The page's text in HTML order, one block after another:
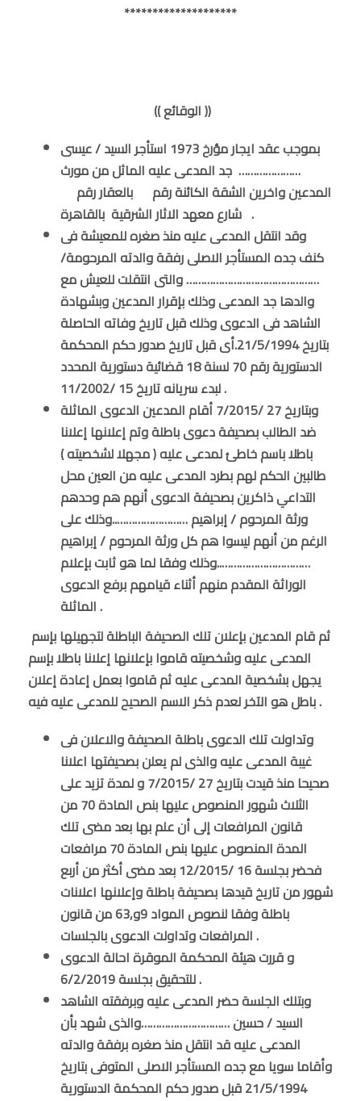
********************
(( الوقائع ))
بموجب عقد ايجار مؤرخ 1973 استأجر السيد / عيسى
………………… جد المدعى عليه الماثل من مورث
المدعين واخرين الشقة الكائنة رقم بالعقار رقم
شارع معهد الاثار الشرقية بالقاهرة .
وقد انتقل المدعى عليه منذ صغره للمعيشة فى
كنف جده المستأجر الاصلى رفقة والدته المرحومة/
……………………………………… والتى انتقلت للعيش مع
والدها جد المدعى وذلك بإقرار المدعين وبشهادة
الشاهد فى الدعوى وذلك قبل تاريخ وفاته الحاصلة
بتاريخ 21/5/1994.أى قبل تاريخ صدور حكم المحكمة
الدستورية رقم 70 لسنة 18 قضائية دستورية المحدد
لبدء سريانه تاريخ 15 /11/2002 .
وبتاريخ 27 /7/2015 أقام المدعين الدعوى الماثلة
ضد الطالب بصحيفة دعوى باطلة وتم إعلانها إعلانا
باطلا باسم خاطئ لمدعى عليه ( مجهلا لشخصيته )
طالبين الحكم لهم بطرد المدعى عليه من العين محل
التداعي ذاكرين بصحيفة الدعوى أنهم هم وحدهم
ورثة المرحوم / إبراهيم ……………………..وذلك على
الرغم من أنهم ليسوا هم كل ورثة المرحوم / إبراهيم
…………………………..وذلك وفقا لما هو ثابت بإعلام
الوراثة المقدم منهم أثناء قيامهم برفع الدعوى
الماثلة .
ثم قام المدعين بإعلان تلك الصحيفة الباطلة لتجهيلها بإسم
المدعى عليه وشخصيته قاموا بإعلانها إعلانا باطلا بإسم
يجهل بشخصية المدعى عليه ثم قاموا بعمل إعادة إعلان
باطل هو الآخر لعدم ذكر الاسم الصحيح للمدعى عليه فيه .
وتداولت تلك الدعوى باطلة الصحيفة والاعلان فى
غيبة المدعى عليه والذى لم يعلن بصحيفتها اعلانا
صحيحا منذ قيدت بتاريخ 27 /7/2015 و لمدة تزيد على
الثلاث شهور المنصوص عليها بنص المادة 70 من
قانون المرافعات إلى أن علم بها بعد مضى تلك
المدة المنصوص عليها بنص المادة 70 مرافعات
فحضر بجلسة 16 /12/2015 بعد مضى أكثر من أربع
شهور من تاريخ قيدها بصحيفة باطلة وإعلانها اعلانات
باطلة وفقا لنصوص المواد 9و,63 من قانون
المرافعات وتداولت الدعوى بالجلسات .
و قررت هيئة المحكمة الموقرة احالة الدعوى
للتحقيق بجلسة 6/2/2019 .
وبتلك الجلسة حضر المدعى عليه وبرفقته الشاهد
السيد / حسين …………………………والذى شهد بأن
المدعى عليه قد انتقل منذ صغره برفقة والدته
وأقاما سويا مع جده المستأجر الاصلى المتوفى بتاريخ
21/5/1994 قبل صدور حكم المحكمة الدستورية